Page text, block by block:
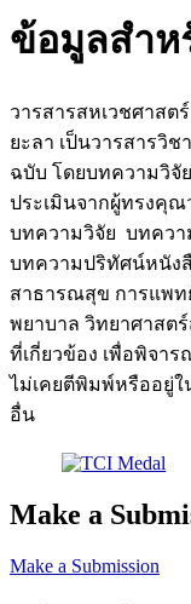
ข้อมูลสำห
วารสารสหเวชศาส
ยะลา เป็นวารสารวิช
ฉบับ โดยบทความวิจั
ประเมินจากผู้ทรงคุ
บทความวิจัย บทควา
บทความปริทัศน์หนัง
สาธารณสุข การแพท
พยาบาล วิทยาศาสต
ที่เกี่ยวข้อง เพื่อพิจา
ไม่เคยตีพิมพ์หรืออยู่
อื่น
Make a
Make a Submission